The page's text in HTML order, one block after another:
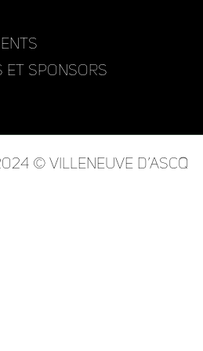
et Sponsors
© Villeneuve d’Ascq